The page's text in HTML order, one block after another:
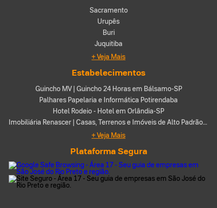
Sacramento
Urupês
Buri
Juquitiba
+ Veja Mais
Estabelecimentos
Guincho MV | Guincho 24 Horas em Bálsamo-SP
Palhares Papelaria e Informática Potirendaba
Hotel Rodeio - Hotel em Orlândia-SP
Imobiliária Renascer | Casas, Terrenos e Imóveis de Alto Padrão em Santa Fé do Sul-SP
+ Veja Mais
Plataforma Segura